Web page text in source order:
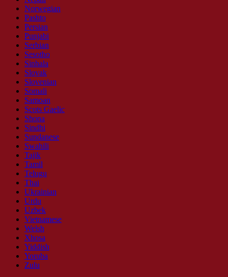
Norwegian
Pashto
Persian
Punjabi
Serbian
Sesotho
Sinhala
Slovak
Slovenian
Somali
Samoan
Scots Gaelic
Shona
Sindhi
Sundanese
Swahili
Tajik
Tamil
Telugu
Thai
Ukrainian
Urdu
Uzbek
Vietnamese
Welsh
Xhosa
Yiddish
Yoruba
Zulu